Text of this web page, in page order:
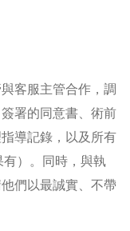
客服主管合作，調
署的同意書、術前
導記錄，以及所有
）。同時，與執
們以最誠實、不帶